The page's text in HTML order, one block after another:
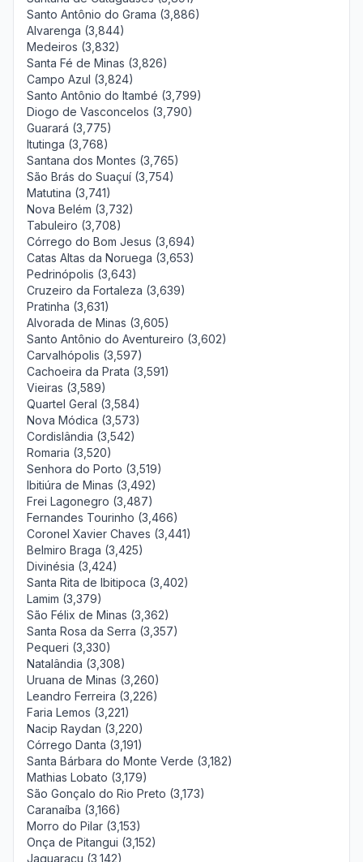
Santo Antônio do Grama (3,886)
Alvarenga (3,844)
Medeiros (3,832)
Santa Fé de Minas (3,826)
Campo Azul (3,824)
Santo Antônio do Itambé (3,799)
Diogo de Vasconcelos (3,790)
Guarará (3,775)
Itutinga (3,768)
Santana dos Montes (3,765)
São Brás do Suaçuí (3,754)
Matutina (3,741)
Nova Belém (3,732)
Tabuleiro (3,708)
Córrego do Bom Jesus (3,694)
Catas Altas da Noruega (3,653)
Pedrinópolis (3,643)
Cruzeiro da Fortaleza (3,639)
Pratinha (3,631)
Alvorada de Minas (3,605)
Santo Antônio do Aventureiro (3,602)
Carvalhópolis (3,597)
Cachoeira da Prata (3,591)
Vieiras (3,589)
Quartel Geral (3,584)
Nova Módica (3,573)
Cordislândia (3,542)
Romaria (3,520)
Senhora do Porto (3,519)
Ibitiúra de Minas (3,492)
Frei Lagonegro (3,487)
Fernandes Tourinho (3,466)
Coronel Xavier Chaves (3,441)
Belmiro Braga (3,425)
Divinésia (3,424)
Santa Rita de Ibitipoca (3,402)
Lamim (3,379)
São Félix de Minas (3,362)
Santa Rosa da Serra (3,357)
Pequeri (3,330)
Natalândia (3,308)
Uruana de Minas (3,260)
Leandro Ferreira (3,226)
Faria Lemos (3,221)
Nacip Raydan (3,220)
Córrego Danta (3,191)
Santa Bárbara do Monte Verde (3,182)
Mathias Lobato (3,179)
São Gonçalo do Rio Preto (3,173)
Caranaíba (3,166)
Morro do Pilar (3,153)
Onça de Pitangui (3,152)
Jaguaraçu (3,142)